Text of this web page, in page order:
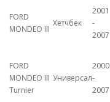
FORD
MONDEO III
Хетчбек
2001
-
2007
FORD
MONDEO III
Turnier
Универсал
2000
-
2007